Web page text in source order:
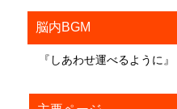
脳内BGM
『しあわせ運べるように』